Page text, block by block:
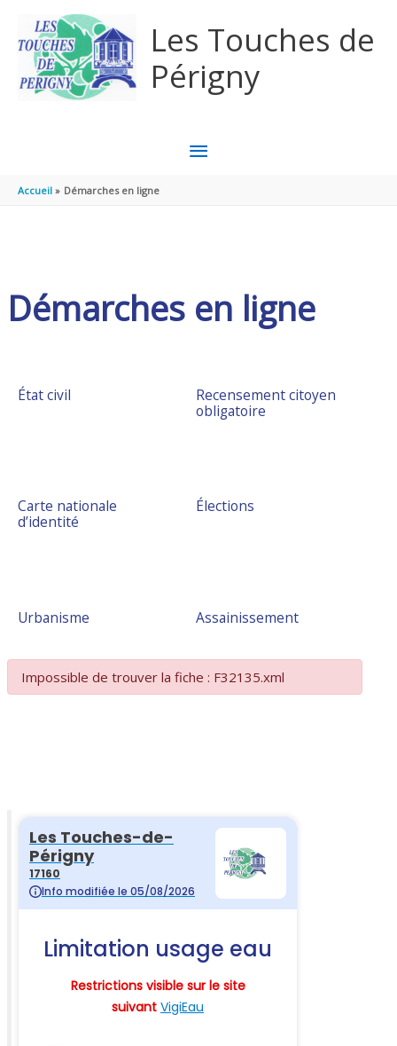
Les Touches de
Périgny
MENU
Accueil Démarches en ligne
Démarches en ligne
État civil
Recensement citoyen
obligatoire
Carte nationale
d’identité
Élections
Urbanisme Assainissement
Impossible de trouver la fiche : F32135.xml